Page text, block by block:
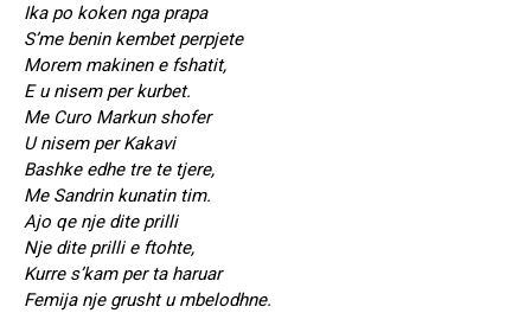
Ika po koken nga prapa
S’me benin kembet perpjete
Morem makinen e fshatit,
E u nisem per kurbet.
Me Curo Markun shofer
U nisem per Kakavi
Bashke edhe tre te tjere,
Me Sandrin kunatin tim.
Ajo qe nje dite prilli
Nje dite prilli e ftohte,
Kurre s’kam per ta haruar
Femija nje grusht u mbelodhne.